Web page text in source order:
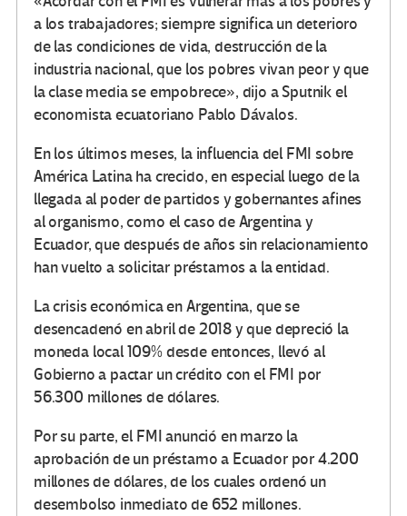
a los trabajadores; siempre significa un deterioro
de las condiciones de vida, destrucción de la
industria nacional, que los pobres vivan peor y que
la clase media se empobrece», dijo a Sputnik el
economista ecuatoriano Pablo Dávalos.
En los últimos meses, la influencia del FMI sobre
América Latina ha crecido, en especial luego de la
llegada al poder de partidos y gobernantes afines
al organismo, como el caso de Argentina y
Ecuador, que después de años sin relacionamiento
han vuelto a solicitar préstamos a la entidad.
La crisis económica en Argentina, que se
desencadenó en abril de 2018 y que depreció la
moneda local 109% desde entonces, llevó al
Gobierno a pactar un crédito con el FMI por
56.300 millones de dólares.
Por su parte, el FMI anunció en marzo la
aprobación de un préstamo a Ecuador por 4.200
millones de dólares, de los cuales ordenó un
desembolso inmediato de 652 millones.